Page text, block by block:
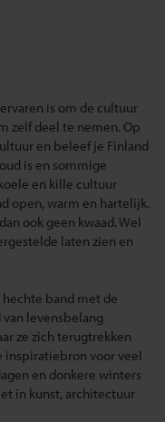
is om de cultuur
zelf deel te nemen. Op
en beleef je Finland
is en sommige
en kille cultuur
open, warm en hartelijk.
ook geen kwaad. Wel
laten zien en
band met de
levensbelang
ze zich terugtrekken
inspiratiebron voor veel
en donkere winters
in kunst, architectuur